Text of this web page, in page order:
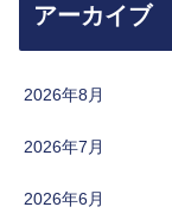
アーカイブ
2026年8月
2026年7月
2026年6月